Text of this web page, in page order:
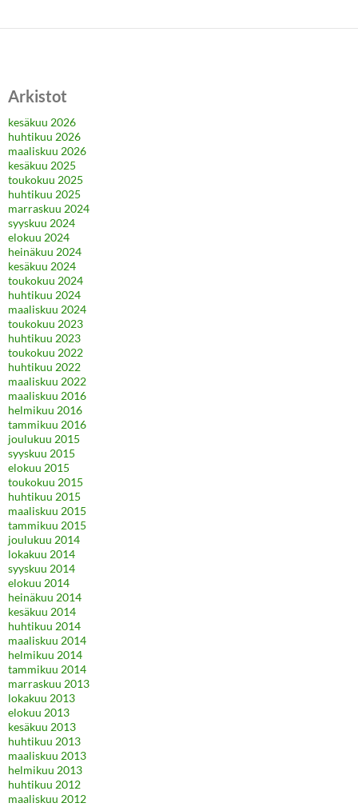
Arkistot
kesäkuu 2026
huhtikuu 2026
maaliskuu 2026
kesäkuu 2025
toukokuu 2025
huhtikuu 2025
marraskuu 2024
syyskuu 2024
elokuu 2024
heinäkuu 2024
kesäkuu 2024
toukokuu 2024
huhtikuu 2024
maaliskuu 2024
toukokuu 2023
huhtikuu 2023
toukokuu 2022
huhtikuu 2022
maaliskuu 2022
maaliskuu 2016
helmikuu 2016
tammikuu 2016
joulukuu 2015
syyskuu 2015
elokuu 2015
toukokuu 2015
huhtikuu 2015
maaliskuu 2015
tammikuu 2015
joulukuu 2014
lokakuu 2014
syyskuu 2014
elokuu 2014
heinäkuu 2014
kesäkuu 2014
huhtikuu 2014
maaliskuu 2014
helmikuu 2014
tammikuu 2014
marraskuu 2013
lokakuu 2013
elokuu 2013
kesäkuu 2013
huhtikuu 2013
maaliskuu 2013
helmikuu 2013
huhtikuu 2012
maaliskuu 2012